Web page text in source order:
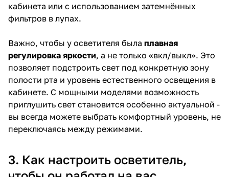
кабинета или с использованием затемнённых
фильтров в лупах.
Важно, чтобы у осветителя была плавная
регулировка яркости, а не только «вкл/выкл». Это
позволяет подстроить свет под конкретную зону
полости рта и уровень естественного освещения в
кабинете. С мощными моделями возможность
приглушить свет становится особенно актуальной -
вы всегда можете выбрать комфортный уровень, не
переключаясь между режимами.
3. Как настроить осветитель,